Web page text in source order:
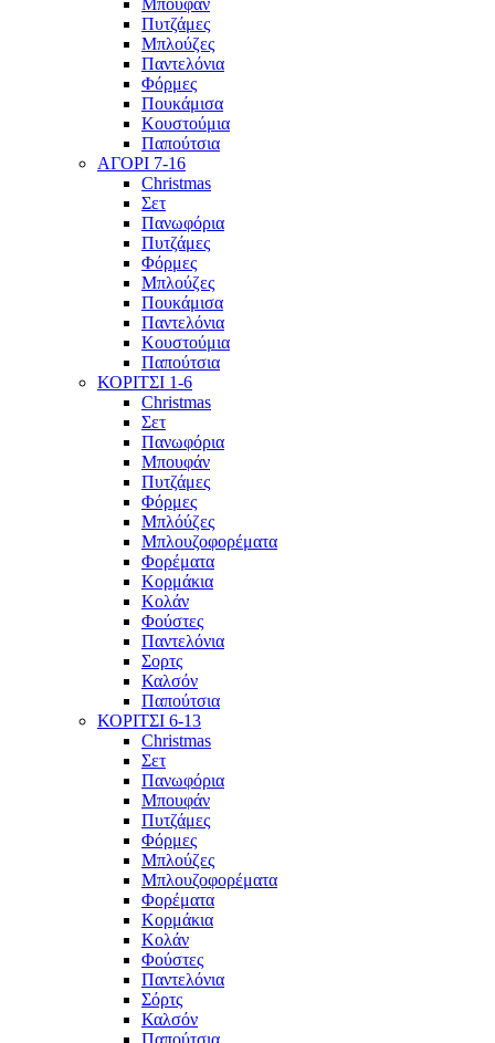
Μπουφάν
Πυτζάμες
Μπλούζες
Παντελόνια
Φόρμες
Πουκάμισα
Κουστούμια
Παπούτσια
ΑΓΟΡΙ 7-16
Christmas
Σετ
Πανωφόρια
Πυτζάμες
Φόρμες
Μπλούζες
Πουκάμισα
Παντελόνια
Κουστούμια
Παπούτσια
ΚΟΡΙΤΣΙ 1-6
Christmas
Σετ
Πανωφόρια
Μπουφάν
Πυτζάμες
Φόρμες
Μπλόύζες
Μπλουζοφορέματα
Φορέματα
Κορμάκια
Κολάν
Φούστες
Παντελόνια
Σορτς
Καλσόν
Παπούτσια
ΚΟΡΙΤΣΙ 6-13
Christmas
Σετ
Πανωφόρια
Μπουφάν
Πυτζάμες
Φόρμες
Μπλούζες
Μπλουζοφορέματα
Φορέματα
Κορμάκια
Κολάν
Φούστες
Παντελόνια
Σόρτς
Καλσόν